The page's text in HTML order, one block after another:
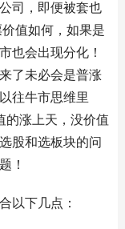
司，即便被套也
值如何，如果是
也会出现分化！
了未必会是普涨
往牛市思维里
的涨上天，没价值
股和选板块的问
！
以下几点：